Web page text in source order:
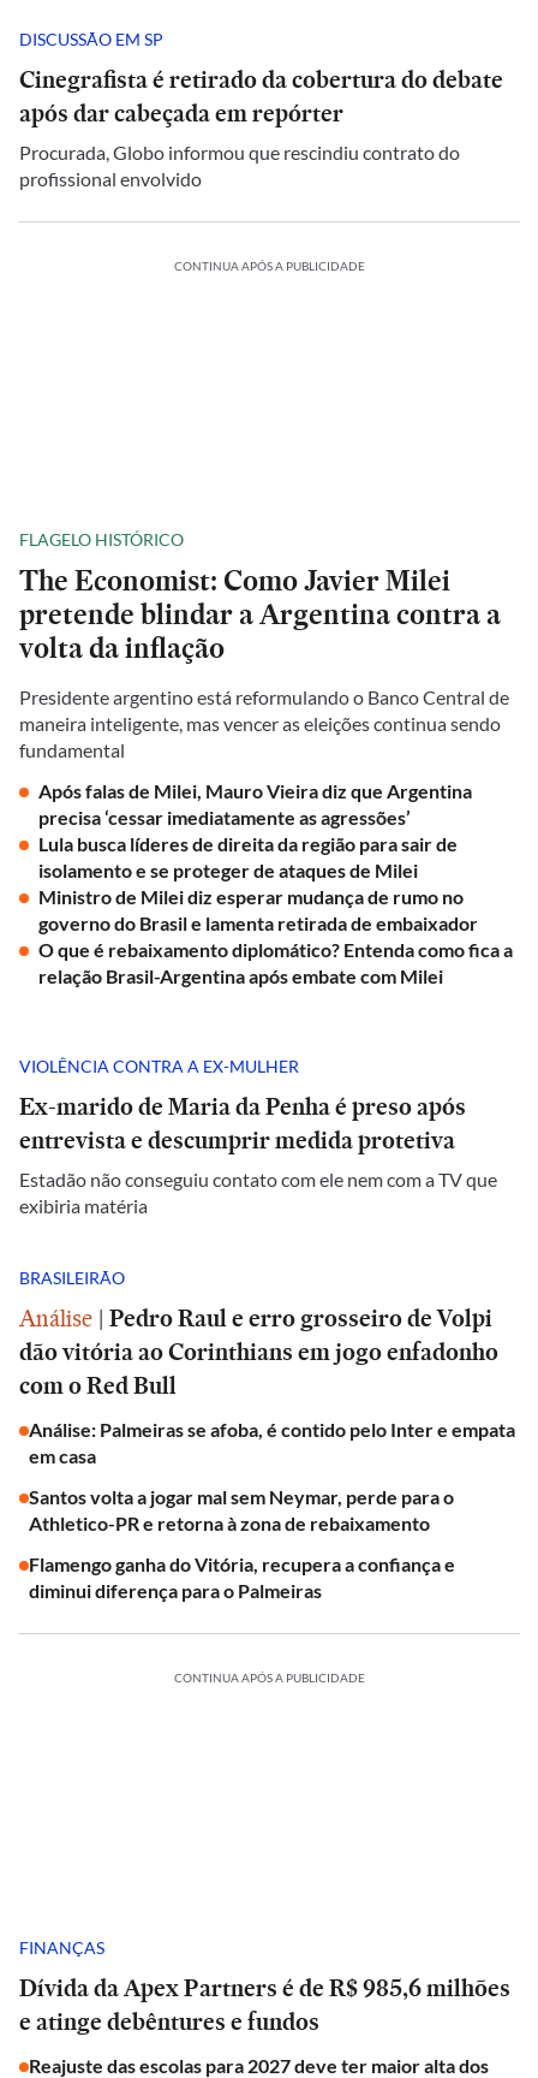
DISCUSSÃO EM SP
Cinegrafista é retirado da cobertura do debate
após dar cabeçada em repórter
Procurada, Globo informou que rescindiu contrato do
profissional envolvido
CONTINUA APÓS A PUBLICIDADE
FLAGELO HISTÓRICO
The Economist: Como Javier Milei
pretende blindar a Argentina contra a
volta da inflação
Presidente argentino está reformulando o Banco Central de
maneira inteligente, mas vencer as eleições continua sendo
fundamental
Após falas de Milei, Mauro Vieira diz que Argentina
precisa ‘cessar imediatamente as agressões’
Lula busca líderes de direita da região para sair de
isolamento e se proteger de ataques de Milei
Ministro de Milei diz esperar mudança de rumo no
governo do Brasil e lamenta retirada de embaixador
O que é rebaixamento diplomático? Entenda como fica a
relação Brasil-Argentina após embate com Milei
VIOLÊNCIA CONTRA A EX-MULHER
Ex-marido de Maria da Penha é preso após
entrevista e descumprir medida protetiva
Estadão não conseguiu contato com ele nem com a TV que
exibiria matéria
BRASILEIRÃO
Análise | Pedro Raul e erro grosseiro de Volpi
dão vitória ao Corinthians em jogo enfadonho
com o Red Bull
Análise: Palmeiras se afoba, é contido pelo Inter e empata
em casa
Santos volta a jogar mal sem Neymar, perde para o
Athletico-PR e retorna à zona de rebaixamento
Flamengo ganha do Vitória, recupera a confiança e
diminui diferença para o Palmeiras
CONTINUA APÓS A PUBLICIDADE
FINANÇAS
Dívida da Apex Partners é de R$ 985,6 milhões
e atinge debêntures e fundos
Reajuste das escolas para 2027 deve ter maior alta dos